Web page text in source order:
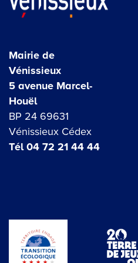
Mairie de
Vénissieux
5 avenue Marcel-
Houël
BP 24 69631
Vénissieux Cédex
Tél 04 72 21 44 44